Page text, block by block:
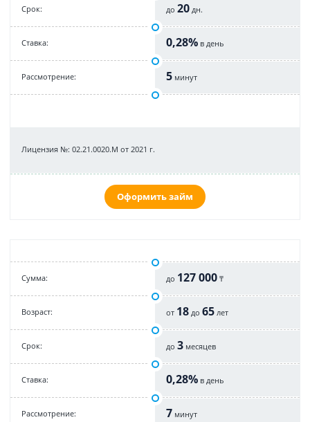
Срок: до 20 дн.
Cтавка: 0,28% в день
Рассмотрение: 5 минут
Лицензия №: 02.21.0020.M от 2021 г.
Оформить займ
Cумма: до 127 000 ₸
Возраст: от 18 до 65 лет
Срок: до 3 месяцев
Cтавка: 0,28% в день
Рассмотрение: 7 минут